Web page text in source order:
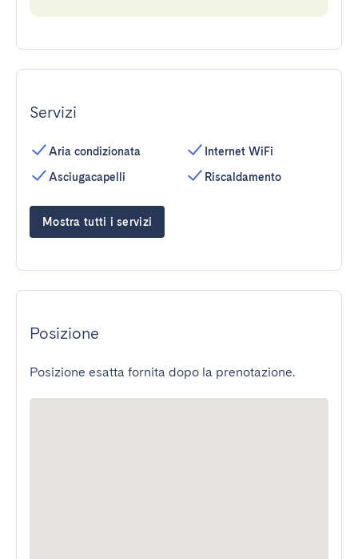
Servizi
Aria condizionata
Asciugacapelli
Internet WiFi
Riscaldamento
Mostra tutti i servizi
Posizione
Posizione esatta fornita dopo la prenotazione.